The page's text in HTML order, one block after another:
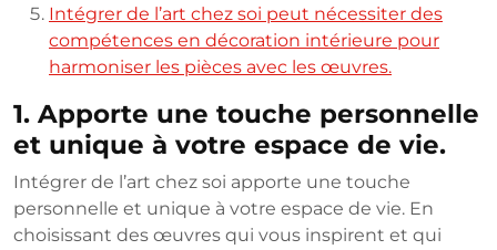
Intégrer de l’art chez soi peut nécessiter des
compétences en décoration intérieure pour
harmoniser les pièces avec les œuvres.
1. Apporte une touche personnelle
et unique à votre espace de vie.
Intégrer de l’art chez soi apporte une touche
personnelle et unique à votre espace de vie. En
choisissant des œuvres qui vous inspirent et qui